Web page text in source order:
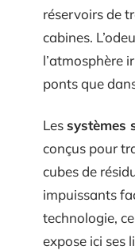
réservoirs de
cabines.
l’atmosphère
ponts que
Lessystèmes
conçus pour
cubes de
impuissants
technologie,
expose ici ses